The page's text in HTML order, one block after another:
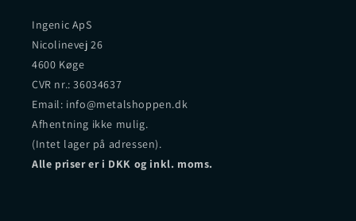
Ingenic ApS
Nicolinevej 26
4600 Køge
CVR nr.: 36034637
Email: info@metalshoppen.dk
Afhentning ikke mulig.
(Intet lager på adressen).
Alle priser er i DKK og inkl. moms.